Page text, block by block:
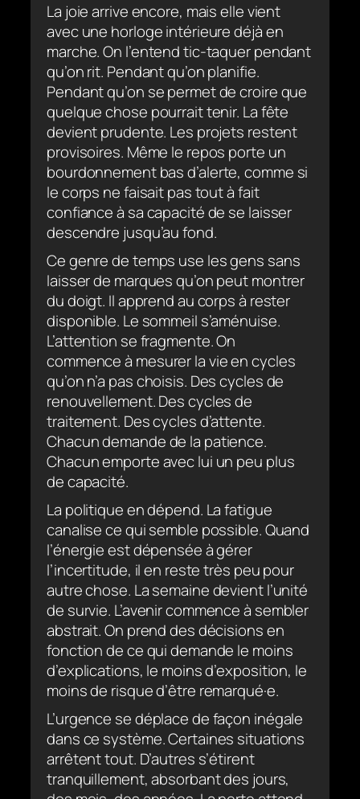
La joie arrive encore, mais elle vient
avec une horloge intérieure déjà en
marche. On l’entend tic-taquer pendant
qu’on rit. Pendant qu’on planifie.
Pendant qu’on se permet de croire que
quelque chose pourrait tenir. La fête
devient prudente. Les projets restent
provisoires. Même le repos porte un
bourdonnement bas d’alerte, comme si
le corps ne faisait pas tout à fait
confiance à sa capacité de se laisser
descendre jusqu’au fond.
Ce genre de temps use les gens sans
laisser de marques qu’on peut montrer
du doigt. Il apprend au corps à rester
disponible. Le sommeil s’aménuise.
L’attention se fragmente. On
commence à mesurer la vie en cycles
qu’on n’a pas choisis. Des cycles de
renouvellement. Des cycles de
traitement. Des cycles d’attente.
Chacun demande de la patience.
Chacun emporte avec lui un peu plus
de capacité.
La politique en dépend. La fatigue
canalise ce qui semble possible. Quand
l’énergie est dépensée à gérer
l’incertitude, il en reste très peu pour
autre chose. La semaine devient l’unité
de survie. L’avenir commence à sembler
abstrait. On prend des décisions en
fonction de ce qui demande le moins
d’explications, le moins d’exposition, le
moins de risque d’être remarqué·e.
L’urgence se déplace de façon inégale
dans ce système. Certaines situations
arrêtent tout. D’autres s’étirent
tranquillement, absorbant des jours,